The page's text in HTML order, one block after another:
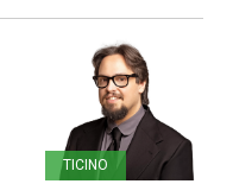
TICINO